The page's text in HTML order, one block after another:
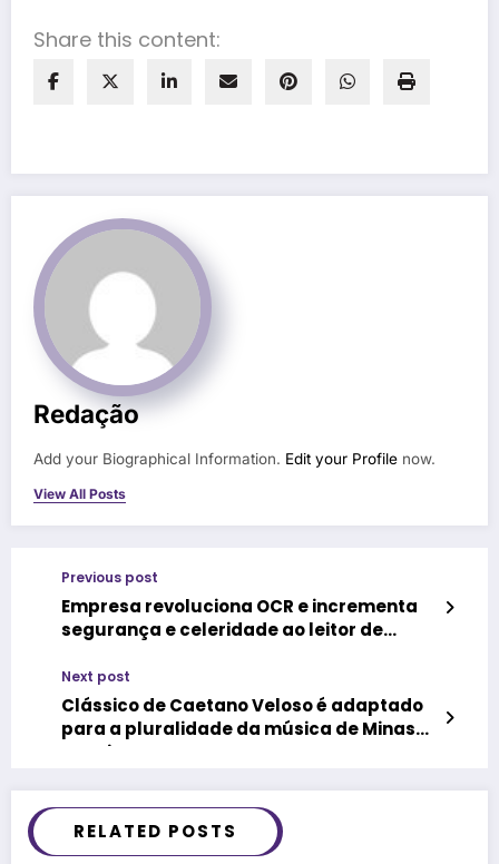
Share this content:
Redação
Add your Biographical Information. Edit your Profile now.
View All Posts
Previous post
Empresa revoluciona OCR e incrementa
segurança e celeridade ao leitor de
Next post
Clássico de Caetano Veloso é adaptado
para a pluralidade da música de Minas
Gerais
RELATED POSTS